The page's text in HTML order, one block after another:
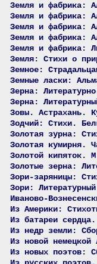
Земля и фабрика:
Земля и фабрика:
Земля и фабрика:
Земля и фабрика:
Земля и фабрика:
Земля: Стихи о
Земное:
Земные ласки:
Зерна:
Зерна:
Зовы. Астрахань.
Зодчий: Стихи.
Золотая зурна:
Золотая кумирня.
Золотой кипяток.
Золотые зерна:
Зори-заряницы:
Зори:
Иваново-
Из Америки:
Из батареи
Из недр земли:
Из новой
Из новых поэтов: